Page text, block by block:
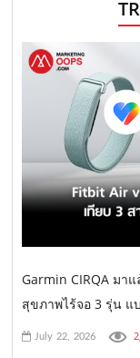
Garmin CIRQA มา
สุขภาพไร้จอ 3 รุ่น แ
July 22, 2026